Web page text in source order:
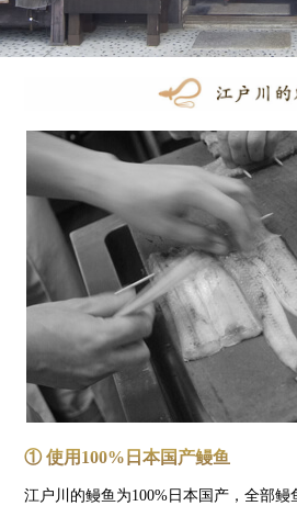
① 使用100%日本国产鳗鱼
江户川的鳗鱼为100%日本国产，全部鳗